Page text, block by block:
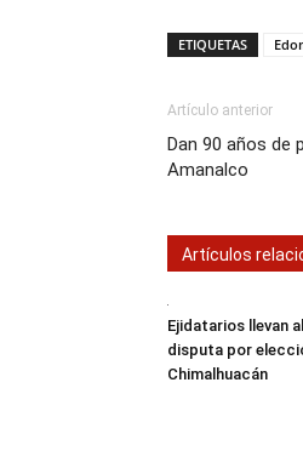
ETIQUETAS
Artículo anterior
Dan 90 años de
Amanalco
Artículos
Ejidatarios llevan
disputa por
Chimalhuacán